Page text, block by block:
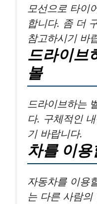
모선으로 타이
합니다. 좀 더
참고하시기 바
드라이브
볼
드라이브하는
다. 구체적인
기 바랍니다.
차를 이
자동차를 이용
는 다른 사람의